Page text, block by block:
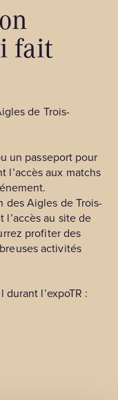
fait
de Trois-
un passeport pour
l’accès aux matchs
des Aigles de Trois-
au site de
profiter des
activités
l’expoTR :